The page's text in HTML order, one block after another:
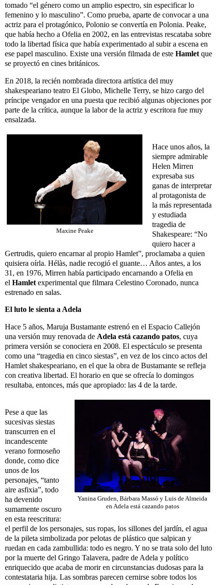
tomado “el género como un amplio espectro, sin especificar lo
femenino y lo masculino”. Como prueba, aparte de convocar a una
actriz para el protagónico, Polonio se convertía en Polonia. Peake,
que había hecho a Ofelia en 2002, en las entrevistas rescataba sobre
todo la libertad física que había experimentado al subir a escena en
ese papel masculino. Existe una versión filmada de este Hamlet que
se proyectó en cines británicos.
En 2018, la recién nombrada directora artística del muy
shakespeariano teatro El Globo, Michelle Terry, se hizo cargo del
príncipe vengador en una puesta que recibió algunas objeciones por
parte de la crítica, aunque la labor de la actriz y escritora fue muy
ensalzada.
Maxine Peake
Hace unos años, la
siempre admirable
Helen Mirren
expresaba sus
ganas de interpretar
al protagonista de
la más representada
y estudiada
tragedia de
Shakespeare: “No
quiero hacer a
Gertrudis, quiero encarnar al propio Hamlet”, proclamaba a quien
quisiera oírla. Hélàs, nadie recogió el guante… Años antes, a los
31, en 1976, Mirren había participado encarnando a Ofelia en
el Hamlet experimental que filmara Celestino Coronado, nunca
estrenado en salas.
El luto le sienta a Adela
Hace 5 años, Maruja Bustamante estrenó en el Espacio Callejón
una versión muy renovada de Adela está cazando patos, cuya
primera versión se conociera en 2008. El espectáculo se presenta
como una “tragedia en cinco siestas”, en vez de los cinco actos del
Hamlet shakespeariano, en el que la obra de Bustamante se refleja
con creativa libertad. El horario en que se ofrecía lo domingos
resultaba, entonces, más que apropiado: las 4 de la tarde.
Yanina Gruden, Bárbara Massó y Luis de Almeida
en Adela está cazando patos
Pese a que las
sucesivas siestas
transcurren en el
incandescente
verano formoseño
donde, como dice
unos de los
personajes, “tanto
aire asfixia”, todo
ha devenido
sumamente oscuro
en esta reescritura:
el perfil de los personajes, sus ropas, los sillones del jardín, el agua
de la pileta simbolizada por pelotas de plástico que salpican y
ruedan en cada zambullida: todo es negro. Y no se trata solo del luto
por la muerte del Gringo Talavera, padre de Adela y político
enriquecido que acaba de morir en circunstancias dudosas para la
contestataria hija. Las sombras parecen cernirse sobre todos los